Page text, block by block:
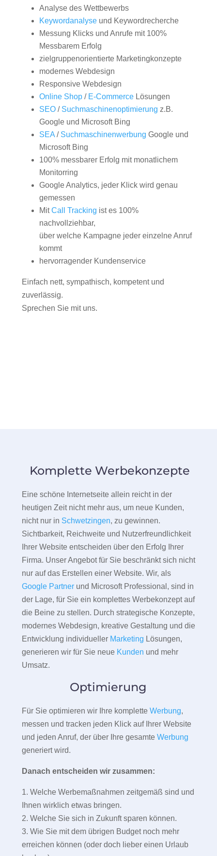
Analyse des Wettbewerbs
Keywordanalyseund Keywordrecherche
Messung Klicks und Anrufe mit 100%
Messbarem Erfolg
zielgruppenorientierte Marketingkonzepte
modernes Webdesign
Responsive Webdesign
Online Shop/ E-CommerceLösungen
SEO/ Suchmaschinenoptimierung z.B.
Google und Microsoft Bing
SEA/ Suchmaschinenwerbung Google und
Microsoft Bing
100% messbarer Erfolg mit monatlichem
Monitorring
Google Analytics, jeder Klick wird genau
gemessen
MitCall Tracking ist es 100%
nachvollziehbar,
über welche Kampagne jeder einzelne Anruf
kommt
hervorragender Kundenservice
Einfach nett, sympathisch, kompetent und
zuverlässig.
Sprechen Sie mit uns.
Komplette Werbekonzepte
Eine schöne Internetseite allein reicht in der
heutigen Zeit nicht mehr aus, um neue Kunden,
nicht nur in Schwetzingen, zu gewinnen.
Sichtbarkeit, Reichweite und Nutzerfreundlichkeit
Ihrer Website entscheiden über den Erfolg Ihrer
Firma. Unser Angebot für Sie beschränkt sich nicht
nur auf das Erstellen einer Website. Wir, als
Google Partnerund Microsoft Professional, sind in
der Lage, für Sie ein komplettes Werbekonzept auf
die Beine zu stellen. Durch strategische Konzepte,
modernes Webdesign, kreative Gestaltung und die
Entwicklung individueller Marketing Lösungen,
generieren wir für Sie neue Kunden und mehr
Umsatz.
Optimierung
Für Sie optimieren wir Ihre komplette Werbung,
messen und tracken jeden Klick auf Ihrer Website
und jeden Anruf, der über Ihre gesamte Werbung
generiert wird.
Danach entscheiden wir zusammen:
1. Welche Werbemaßnahmen zeitgemäß sind und
Ihnen wirklich etwas bringen.
2. Welche Sie sich in Zukunft sparen können.
3. Wie Sie mit dem übrigen Budget noch mehr
erreichen können (oder doch lieber einen Urlaub